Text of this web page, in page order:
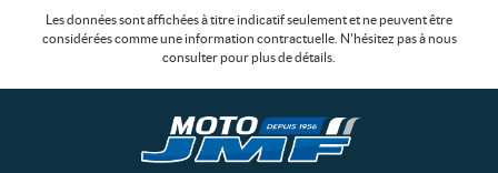
Les données sont affichées à titre indicatif seulement et ne peuvent être
considérées comme une information contractuelle. N'hésitez pas à nous
consulter pour plus de détails.